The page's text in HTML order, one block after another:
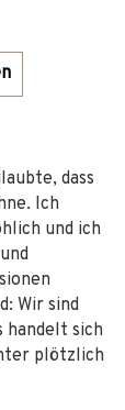
dass
Ich
und ich
Wir sind
handelt sich
plötzlich